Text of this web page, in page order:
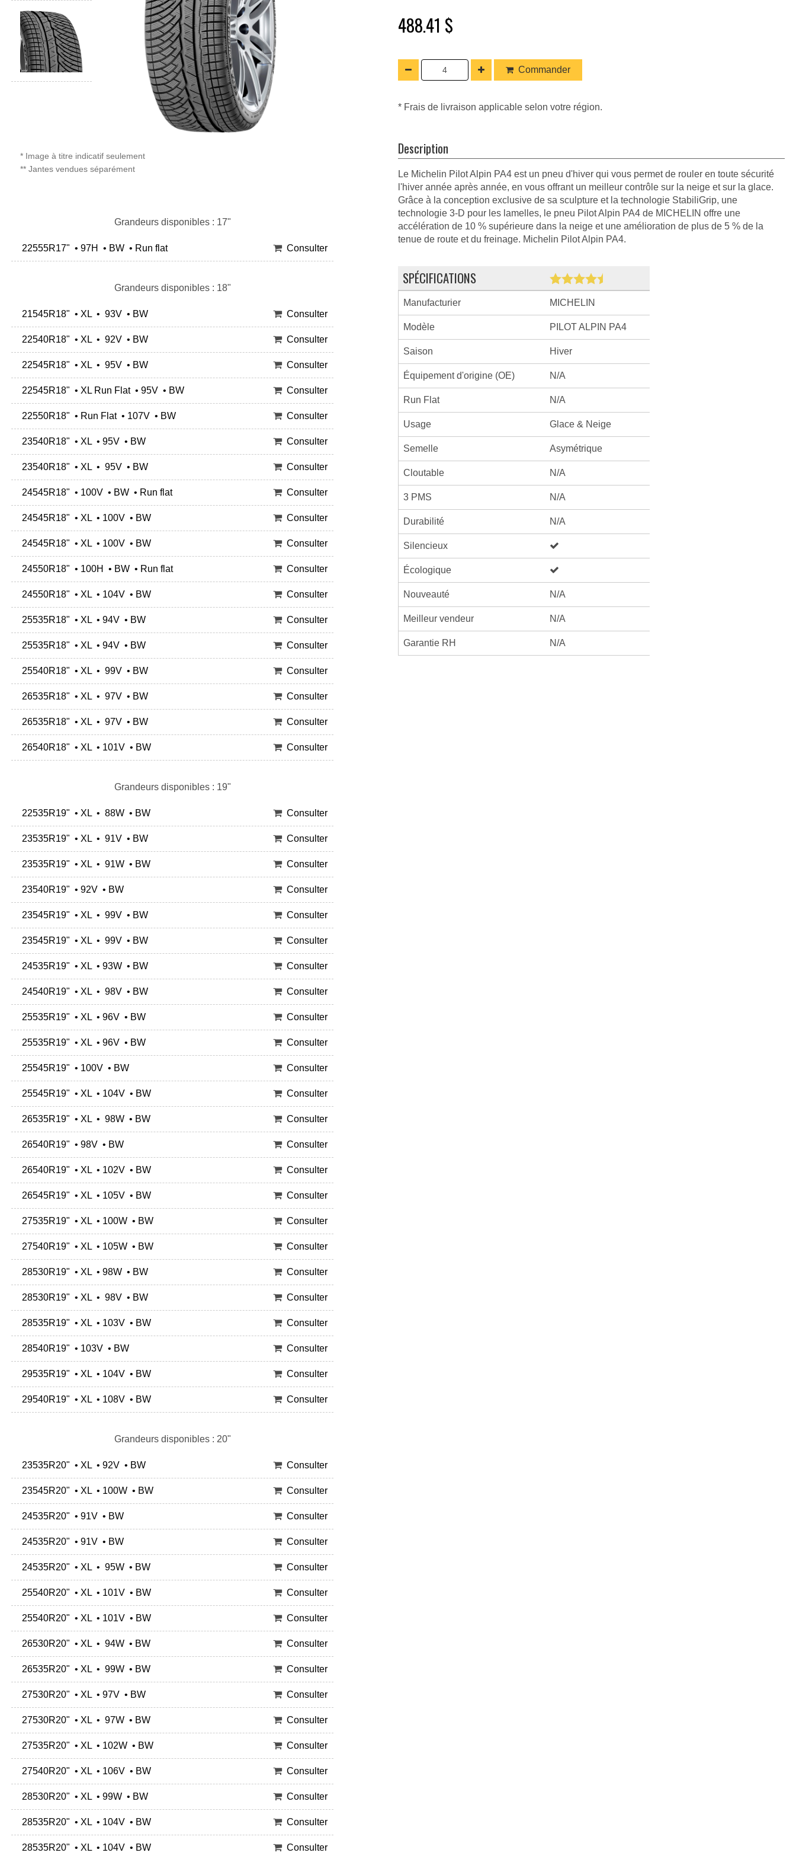
* Image à titre indicatif seulement
** Jantes vendues séparément
Grandeurs disponibles : 17"
22555R17" • 97H • BW • Run flat Consulter
Grandeurs disponibles : 18"
21545R18" • XL • 93V • BW Consulter
22540R18" • XL • 92V • BW Consulter
22545R18" • XL • 95V • BW Consulter
22545R18" • XL Run Flat • 95V • BW Consulter
22550R18" • Run Flat • 107V • BW Consulter
23540R18" • XL • 95V • BW Consulter
23540R18" • XL • 95V • BW Consulter
24545R18" • 100V • BW • Run flat Consulter
24545R18" • XL • 100V • BW Consulter
24545R18" • XL • 100V • BW Consulter
24550R18" • 100H • BW • Run flat Consulter
24550R18" • XL • 104V • BW Consulter
25535R18" • XL • 94V • BW Consulter
25535R18" • XL • 94V • BW Consulter
25540R18" • XL • 99V • BW Consulter
26535R18" • XL • 97V • BW Consulter
26535R18" • XL • 97V • BW Consulter
26540R18" • XL • 101V • BW Consulter
Grandeurs disponibles : 19"
22535R19" • XL • 88W • BW Consulter
23535R19" • XL • 91V • BW Consulter
23535R19" • XL • 91W • BW Consulter
23540R19" • 92V • BW Consulter
23545R19" • XL • 99V • BW Consulter
23545R19" • XL • 99V • BW Consulter
24535R19" • XL • 93W • BW Consulter
24540R19" • XL • 98V • BW Consulter
25535R19" • XL • 96V • BW Consulter
25535R19" • XL • 96V • BW Consulter
25545R19" • 100V • BW Consulter
25545R19" • XL • 104V • BW Consulter
26535R19" • XL • 98W • BW Consulter
26540R19" • 98V • BW Consulter
26540R19" • XL • 102V • BW Consulter
26545R19" • XL • 105V • BW Consulter
27535R19" • XL • 100W • BW Consulter
27540R19" • XL • 105W • BW Consulter
28530R19" • XL • 98W • BW Consulter
28530R19" • XL • 98V • BW Consulter
28535R19" • XL • 103V • BW Consulter
28540R19" • 103V • BW Consulter
29535R19" • XL • 104V • BW Consulter
29540R19" • XL • 108V • BW Consulter
Grandeurs disponibles : 20"
23535R20" • XL • 92V • BW Consulter
23545R20" • XL • 100W • BW Consulter
24535R20" • 91V • BW Consulter
24535R20" • 91V • BW Consulter
24535R20" • XL • 95W • BW Consulter
25540R20" • XL • 101V • BW Consulter
25540R20" • XL • 101V • BW Consulter
26530R20" • XL • 94W • BW Consulter
26535R20" • XL • 99W • BW Consulter
27530R20" • XL • 97V • BW Consulter
27530R20" • XL • 97W • BW Consulter
27535R20" • XL • 102W • BW Consulter
27540R20" • XL • 106V • BW Consulter
28530R20" • XL • 99W • BW Consulter
28535R20" • XL • 104V • BW Consulter
28535R20" • XL • 104V • BW Consulter
488.41 $
Commander
* Frais de livraison applicable selon votre région.
Description
Le Michelin Pilot Alpin PA4 est un pneu d'hiver qui vous permet de rouler en toute sécurité
l'hiver année après année, en vous offrant un meilleur contrôle sur la neige et sur la glace.
Grâce à la conception exclusive de sa sculpture et la technologie StabiliGrip, une
technologie 3-D pour les lamelles, le pneu Pilot Alpin PA4 de MICHELIN offre une
accélération de 10 % supérieure dans la neige et une amélioration de plus de 5 % de la
tenue de route et du freinage. Michelin Pilot Alpin PA4.
SPÉCIFICATIONS
Manufacturier MICHELIN
Modèle PILOT ALPIN PA4
Saison Hiver
Équipement d'origine (OE) N/A
Run Flat N/A
Usage Glace & Neige
Semelle Asymétrique
Cloutable N/A
3 PMS N/A
Durabilité N/A
Silencieux
Écologique
Nouveauté N/A
Meilleur vendeur N/A
Garantie RH N/A